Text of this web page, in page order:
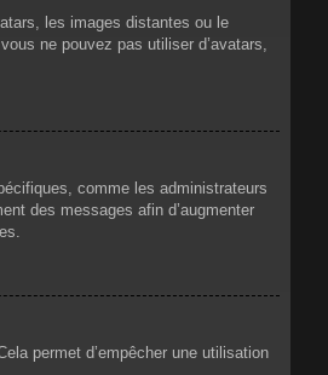
les images distantes ou le
ne pouvez pas utiliser d’avatars,
comme les administrateurs
des messages afin d’augmenter
permet d’empêcher une utilisation